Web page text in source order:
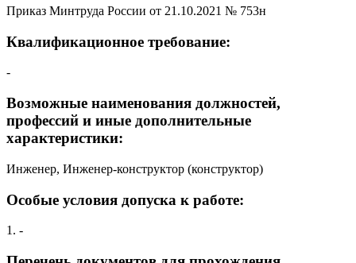
Приказ Минтруда России от 21.10.2021 № 753н
Квалификационное требование:
-
Возможные наименования должностей,
профессий и иные дополнительные
характеристики:
Инженер, Инженер-конструктор (конструктор)
Особые условия допуска к работе:
1. -